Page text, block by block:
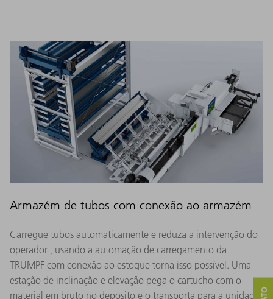
Armazém de tubos com conexão ao armazém
Carregue tubos automaticamente e reduza a intervenção do
operador , usando a automação de carregamento da
TRUMPF com conexão ao estoque torna isso possível. Uma
estação de inclinação e elevação pega o cartucho com o
material em bruto no depósito e o transporta para a unidade